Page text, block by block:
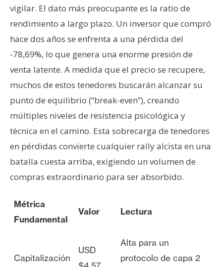
vigilar. El dato más preocupante es la ratio de
rendimiento a largo plazo. Un inversor que compró
hace dos años se enfrenta a una pérdida del
-78,69%, lo que genera una enorme presión de
venta latente. A medida que el precio se recupere,
muchos de estos tenedores buscarán alcanzar su
punto de equilibrio (“break-even”), creando
múltiples niveles de resistencia psicológica y
técnica en el camino. Esta sobrecarga de tenedores
en pérdidas convierte cualquier rally alcista en una
batalla cuesta arriba, exigiendo un volumen de
compras extraordinario para ser absorbido.
Métrica
Fundamental
Valor Lectura
Capitalización
USD
Alta para un
protocolo de capa 2